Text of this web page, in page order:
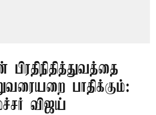
பிரதிநிதித்துவத்தை
பாதிக்கும்:
விஜய்